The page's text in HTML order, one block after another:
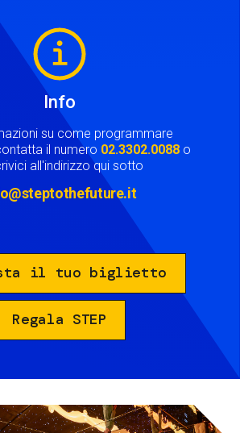
Info
su come programmare
il numero 02.3302.0088 o
all'indirizzo qui sotto
il tuo biglietto
Regala STEP